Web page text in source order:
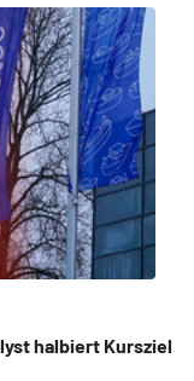
halbiert Kursziel